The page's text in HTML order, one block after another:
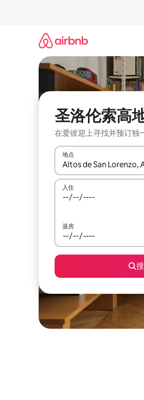
圣洛伦索高
在爱彼迎上寻找并预订独
地点
如有搜索结果，请使用上
入住
退房